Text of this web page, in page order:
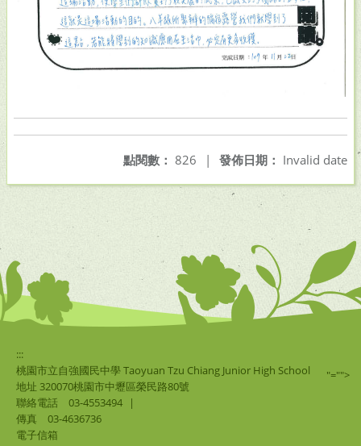
發佈日期： Invalid date
點閱數： 826 |
:::
桃園市立自強國民中學 Taoyuan Tzu Chiang Junior High School
地址 320070桃園市中壢區榮民路80號
聯絡電話
03-4553494
|
傳真
03-4636736
電子信箱
"="">